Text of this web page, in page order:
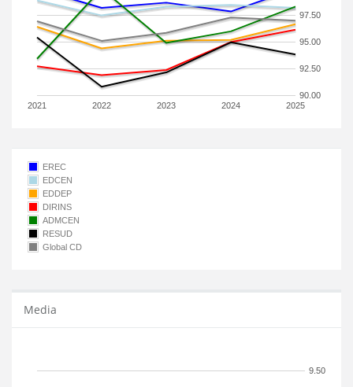
2021 2022 2023 2024 2025
90.00
92.50
95.00
97.50
EREC
EDCEN
EDDEP
DIRINS
ADMCEN
RESUD
Global CD
Media
9.50